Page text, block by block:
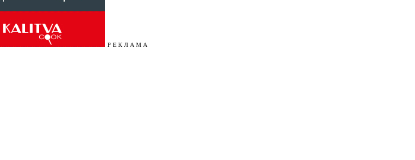
Р Е К Л А М А